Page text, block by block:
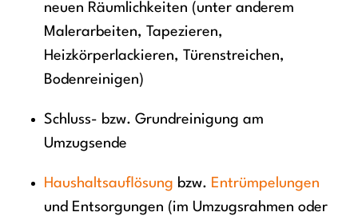
neuen Räumlichkeiten (unter anderem
Malerarbeiten, Tapezieren,
Heizkörperlackieren, Türenstreichen,
Bodenreinigen)
Schluss- bzw. Grundreinigung am
Umzugsende
Haushaltsauflösung bzw. Entrümpelungen
und Entsorgungen (im Umzugsrahmen oder